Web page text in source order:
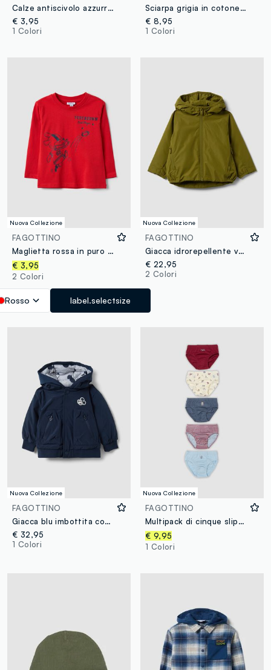
Calze antiscivolo azzurre in cotone organico elasticizzato con dinosauro
€ 3,95
1 Colori
Sciarpa grigia in cotone elasticizzato con stampa MARVEL Spider-Man per bambino
€ 8,95
1 Colori
Nuova Collezione
FAGOTTINO
Maglietta rossa in puro cotone organico con stampa college per bimbo
€ 3,95
2 Colori
Rosso label.selectsize
Nuova Collezione
FAGOTTINO
Giacca idrorepellente verde con cappuccio e zip regular fit per bimbo
€ 22,95
2 Colori
Nuova Collezione
FAGOTTINO
Giacca blu imbottita con cappuccio e stampa Mickey per bimbo
€ 32,95
1 Colori
Nuova Collezione
FAGOTTINO
Multipack di cinque slip multicolor in puro cotone organico per neonato e bimbo
€ 9,95
1 Colori